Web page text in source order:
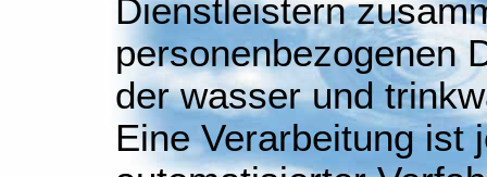
Dienstleistern
personenbezogenen
der wasser und
Eine Verarbeitung ist